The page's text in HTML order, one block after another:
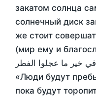
закатом солнца
солнечный диск
же стоит
(мир ему и
في خير ما عجلوا الفطر
«Люди будут
пока будут